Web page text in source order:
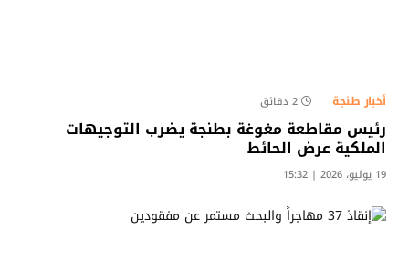
أخبار طنجة 2 دقائق
رئيس مقاطعة مغوغة بطنجة يضرب التوجيهات
الملكية عرض الحائط
19 يوليو، 2026 | 15:32